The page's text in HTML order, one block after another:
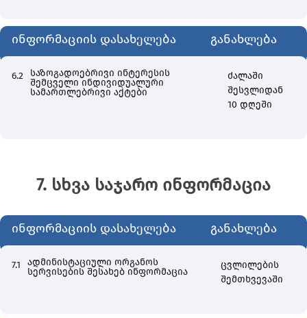
ინფორმაციის დასახელება განახლება
6.2
საზოგადოებრივი ინტერესის
შემცველი ინდივიდუალური
სამართლებრივი აქტები
ძალაში
შესვლიდან
10 დღეში
7. სხვა საჯარო ინფორმაცია
ინფორმაციის დასახელება განახლება
7.1
ადმინისტაციული ორგანოს
სერვისების შესახებ ინფორმაცია
ცვლილების
შემთხვევაში